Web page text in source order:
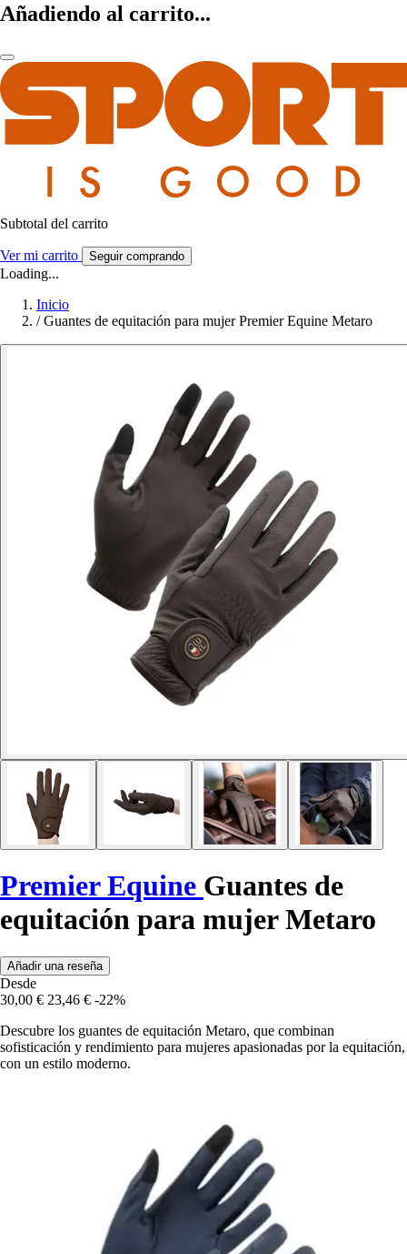
Añadiendo al carrito...
Subtotal del carrito
Ver mi carrito Seguir comprando
Loading...
Inicio
/ Guantes de equitación para mujer Premier Equine Metaro
Premier Equine Guantes de
equitación para mujer Metaro
Añadir una reseña
Desde
30,00 € 23,46 € -22%
Descubre los guantes de equitación Metaro, que combinan
sofisticación y rendimiento para mujeres apasionadas por la equitación,
con un estilo moderno.